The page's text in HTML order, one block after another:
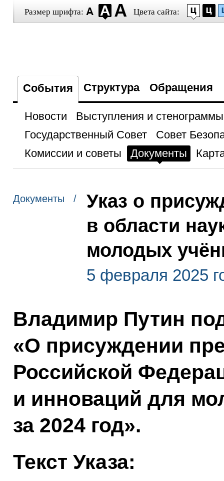
Размер шрифта: Цвета сайта:
События Структура Обращения
Новости
Выступления и стенограммы
Государственный Совет
Совет
Комиссии и советы
Документы
Документы /
Указ о
в области
молодых
5 февраля 2025
Владимир Путин
«О присуждении
Российской
и инноваций для
за 2024 год».
Текст Указа: